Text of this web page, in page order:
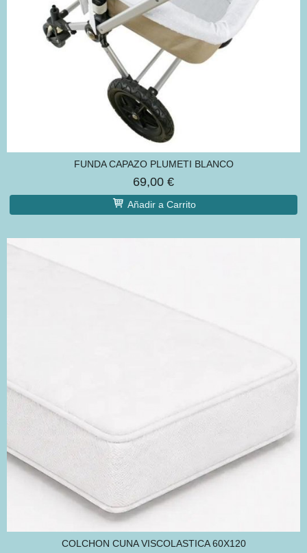
FUNDA CAPAZO PLUMETI BLANCO
69,00 €
Añadir a Carrito
COLCHON CUNA VISCOLASTICA 60X120